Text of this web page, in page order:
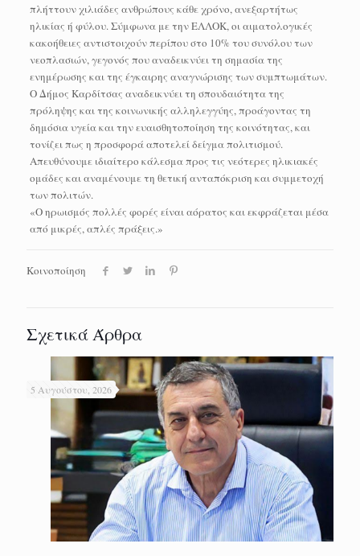
πλήττουν χιλιάδες ανθρώπους κάθε χρόνο, ανεξαρτήτως
ηλικίας ή φύλου. Σύμφωνα με την ΕΛΛΟΚ, οι αιματολογικές
κακοήθειες αντιστοιχούν περίπου στο 10% του συνόλου των
νεοπλασιών, γεγονός που αναδεικνύει τη σημασία της
ενημέρωσης και της έγκαιρης αναγνώρισης των συμπτωμάτων.
Ο Δήμος Καρδίτσας αναδεικνύει τη σπουδαιότητα της
πρόληψης και της κοινωνικής αλληλεγγύης, προάγοντας τη
δημόσια υγεία και την ευαισθητοποίηση της κοινότητας, και
τονίζει πως η προσφορά αποτελεί δείγμα πολιτισμού.
Απευθύνουμε ιδιαίτερο κάλεσμα προς τις νεότερες ηλικιακές
ομάδες και αναμένουμε τη θετική ανταπόκριση και συμμετοχή
των πολιτών.
«Ο ηρωισμός πολλές φορές είναι αόρατος και εκφράζεται μέσα
από μικρές, απλές πράξεις.»
Κοινοποίηση
Σχετικά Άρθρα
5 Αυγούστου, 2026